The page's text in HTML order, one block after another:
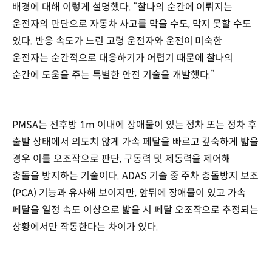
배경에 대해 이렇게 설명했다. “찰나의 순간에 이뤄지는
운전자의 판단으로 자동차 사고를 막을 수도, 막지 못할 수도
있다. 반응 속도가 느린 고령 운전자와 운전이 미숙한
운전자는 순간적으로 대응하기가 어렵기 때문에 찰나의
순간에 도움을 주는 특별한 안전 기술을 개발했다.”
PMSA는 전후방 1m 이내에 장애물이 있는 정차 또는 정차 후
출발 상태에서 의도치 않게 가속 페달을 빠르고 깊숙하게 밟을
경우 이를 오조작으로 판단, 구동력 및 제동력을 제어해
충돌을 방지하는 기술이다. ADAS 기술 중 주차 충돌방지 보조
(PCA) 기능과 유사해 보이지만, 앞뒤에 장애물이 있고 가속
페달을 일정 속도 이상으로 밟을 시 페달 오조작으로 추정되는
상황에서만 작동한다는 차이가 있다.